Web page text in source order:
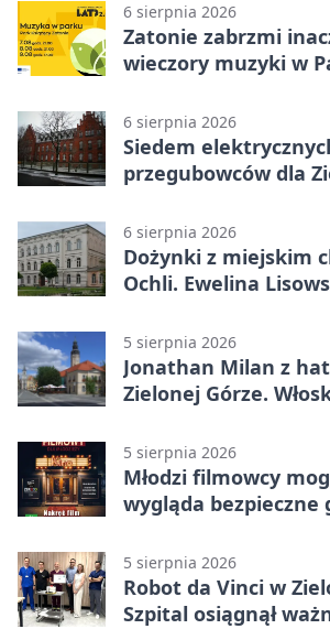
6 sierpnia 2026
Zatonie zabrzmi
wieczory muzyki w
6 sierpnia 2026
Siedem
przegubowców dla
6 sierpnia 2026
Dożynki z miejskim
Ochli. Ewelina
5 sierpnia 2026
Jonathan Milan z
Zielonej Górze.
5 sierpnia 2026
Młodzi filmowcy
wygląda bezpieczne
5 sierpnia 2026
Robot da Vinci w
Szpital osiągnął